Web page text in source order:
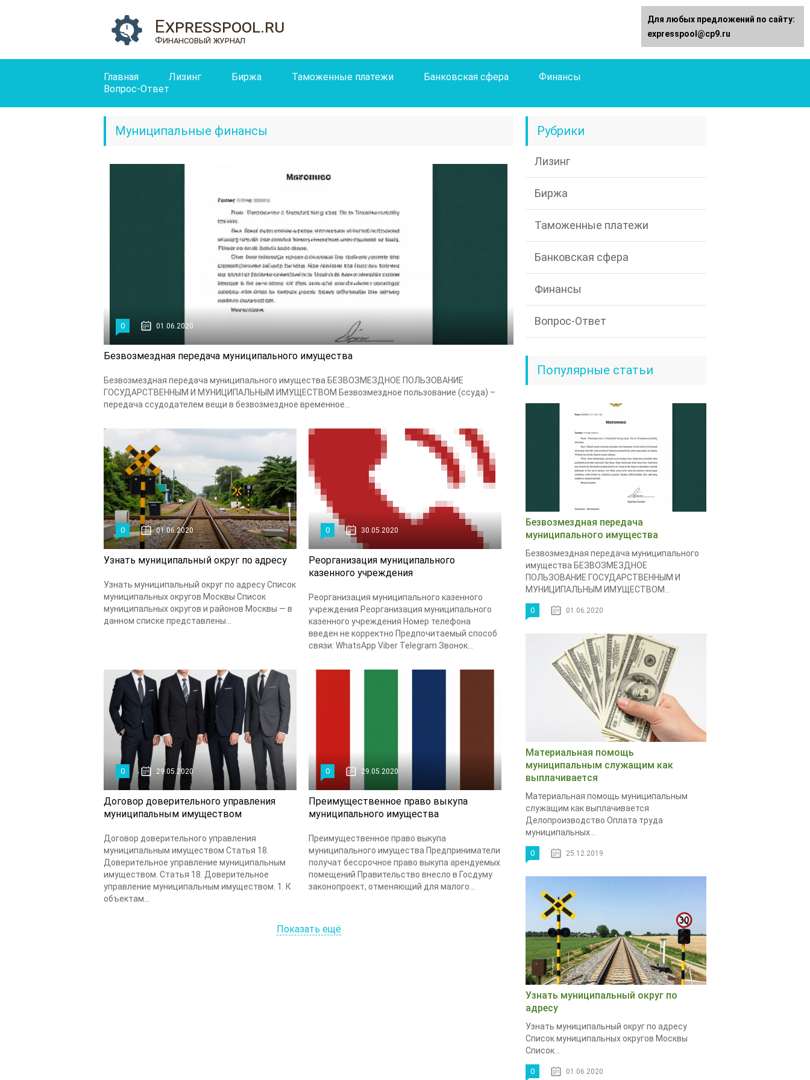
Expresspool.ru
Финансовый журнал
Главная Лизинг Биржа Таможенные платежи Банковская сфера
Финансы
Вопрос-Ответ
Муниципальные финансы
0 01.06.2020
Безвозмездная передача муниципального имущества
Безвозмездная передача муниципального имущества БЕЗВОЗМЕЗДНОЕ ПОЛЬЗОВАНИЕ
ГОСУДАРСТВЕННЫМ И МУНИЦИПАЛЬНЫМ ИМУЩЕСТВОМ Безвозмездное пользование (ссуда) –
передача ссудодателем вещи в безвозмездное временное...
0 01.06.2020
Узнать муниципальный округ по адресу
Узнать муниципальный округ по адресу Список
муниципальных округов Москвы Список
муниципальных округов и районов Москвы — в
данном списке представлены...
0 30.05.2020
Реорганизация муниципального
казенного учреждения
Реорганизация муниципального казенного
учреждения Реорганизация муниципального
казенного учреждения Номер телефона
введен не корректно Предпочитаемый способ
связи: WhatsApp Viber Telegram Звонок...
0 29.05.2020
Договор доверительного управления
муниципальным имуществом
Договор доверительного управления
муниципальным имуществом Статья 18.
Доверительное управление муниципальным
имуществом. Статья 18. Доверительное
управление муниципальным имуществом. 1. К
объектам...
0 29.05.2020
Преимущественное право выкупа
муниципального имущества
Преимущественное право выкупа
муниципального имущества Предприниматели
получат бессрочное право выкупа арендуемых
помещений Правительство внесло в Госдуму
законопроект, отменяющий для малого...
Показать ещё
Рубрики
Лизинг
Биржа
Таможенные платежи
Банковская сфера
Финансы
Вопрос-Ответ
Популярные статьи
Безвозмездная передача
муниципального имущества
Безвозмездная передача муниципального
имущества БЕЗВОЗМЕЗДНОЕ
ПОЛЬЗОВАНИЕ ГОСУДАРСТВЕННЫМ И
МУНИЦИПАЛЬНЫМ ИМУЩЕСТВОМ...
0 01.06.2020
Материальная помощь
муниципальным служащим как
выплачивается
Материальная помощь муниципальным
служащим как выплачивается
Делопроизводство Оплата труда
муниципальных...
0 25.12.2019
Узнать муниципальный округ по
адресу
Узнать муниципальный округ по адресу
Список муниципальных округов Москвы
Список...
0 01.06.2020
Для любых предложений по сайту:
expresspool@cp9.ru